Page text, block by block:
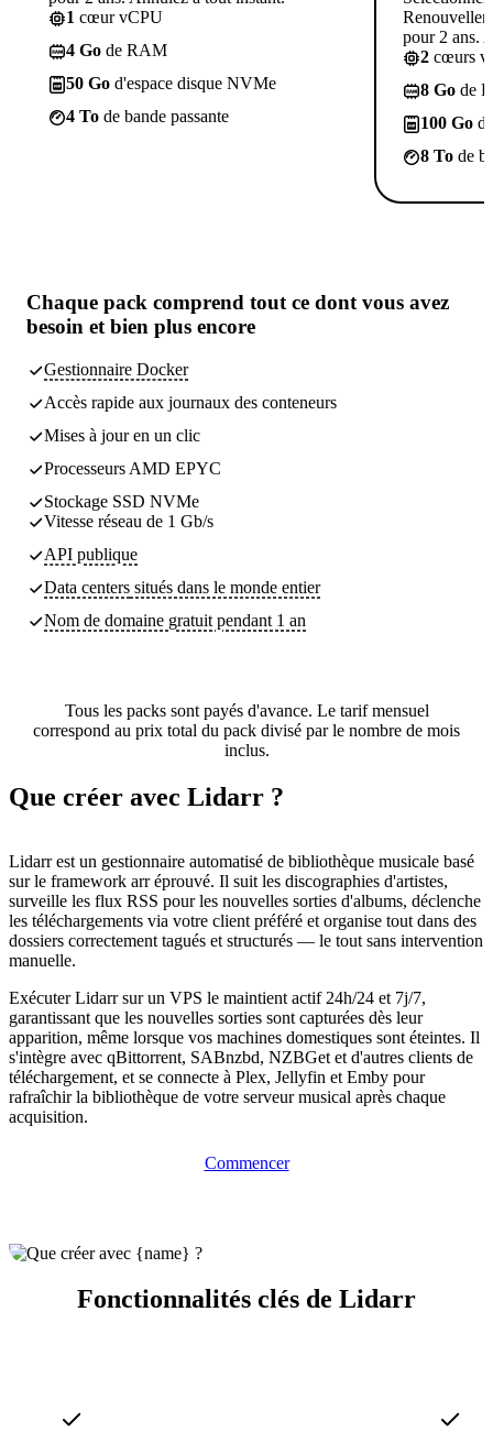
1 cœur vCPU
4 Go de RAM
50 Go d'espace disque NVMe
4 To de bande passante
pour 2 ans.
2 cœurs
8 Go de
100 Go
8 To de
Chaque pack comprend tout ce dont vous avez
besoin et bien plus encore
Gestionnaire Docker
Accès rapide aux journaux des conteneurs
Mises à jour en un clic
Processeurs AMD EPYC
Stockage SSD NVMe
Vitesse réseau de 1 Gb/s
API publique
Data centers situés dans le monde entier
Nom de domaine gratuit pendant 1 an
Tous les packs sont payés d'avance. Le tarif mensuel
correspond au prix total du pack divisé par le nombre de mois
inclus.
Que créer avec Lidarr ?
Lidarr est un gestionnaire automatisé de bibliothèque musicale basé
sur le framework arr éprouvé. Il suit les discographies d'artistes,
surveille les flux RSS pour les nouvelles sorties d'albums, déclenche
les téléchargements via votre client préféré et organise tout dans des
dossiers correctement tagués et structurés — le tout sans intervention
manuelle.
Exécuter Lidarr sur un VPS le maintient actif 24h/24 et 7j/7,
garantissant que les nouvelles sorties sont capturées dès leur
apparition, même lorsque vos machines domestiques sont éteintes. Il
s'intègre avec qBittorrent, SABnzbd, NZBGet et d'autres clients de
téléchargement, et se connecte à Plex, Jellyfin et Emby pour
rafraîchir la bibliothèque de votre serveur musical après chaque
acquisition.
Commencer
Fonctionnalités clés de Lidarr